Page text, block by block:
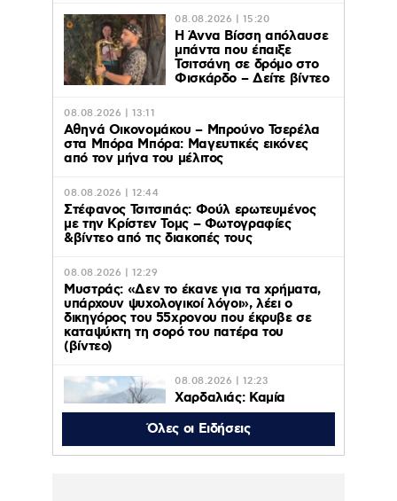
08.08.2026 | 15:20
Η Άννα Βίσση απόλαυσε
μπάντα που έπαιξε
Τσιτσάνη σε δρόμο στο
Φισκάρδο – Δείτε βίντεο
08.08.2026 | 13:11
Αθηνά Οικονομάκου – Μπρούνο Τσερέλα
στα Μπόρα Μπόρα: Mαγευτικές εικόνες
από τον μήνα του μέλιτος
08.08.2026 | 12:44
Στέφανος Τσιτσιπάς: Φούλ ερωτευμένος
με την Κρίστεν Τομς – Φωτογραφίες
&βίντεο από τις διακοπές τους
08.08.2026 | 12:29
Μυστράς: «Δεν το έκανε για τα χρήματα,
υπάρχουν ψυχολογικοί λόγοι», λέει ο
δικηγόρος του 55χρονου που έκρυβε σε
καταψύκτη τη σορό του πατέρα του
(βίντεο)
08.08.2026 | 12:23
Χαρδαλιάς: Καμία
ανεμογεννήτρια σε
καμένες και
αναδασωτέες περιοχές
της Αττικής
Όλες οι Ειδήσεις